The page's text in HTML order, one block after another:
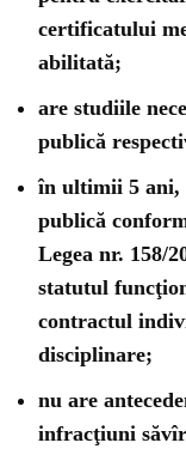
certificatului
abilitată;
are studiile
publică
în ultimii 5 ani,
publică
Legea nr. 158/
statutul
contractul
disciplinare;
nu are
infracţiuni